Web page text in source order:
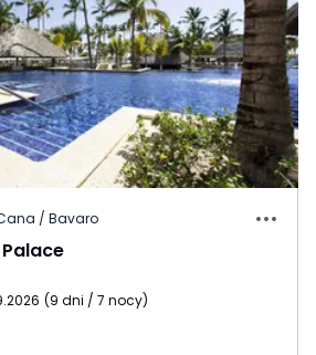
/ Bavaro
(9 dni / 7 nocy)